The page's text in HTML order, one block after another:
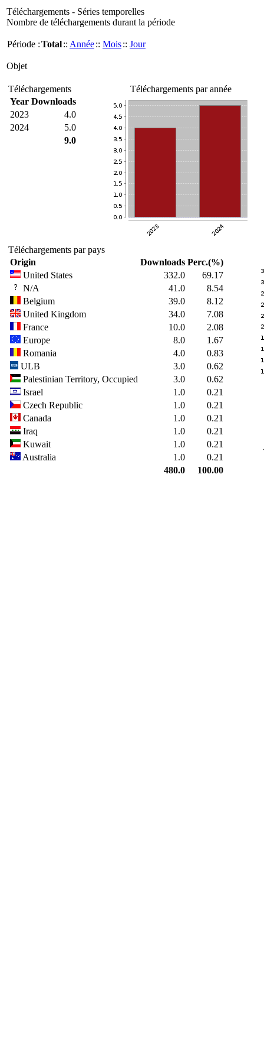
Téléchargements - Séries temporelles
Nombre de téléchargements durant la période
Période :Total:: Année:: Mois:: Jour
Objet
Téléchargements
Year Downloads
2023
4.0
2024
5.0
9.0
Téléchargements par année
Téléchargements par pays
Origin
Downloads Perc.(%)
United States
332.0
69.17
N/A
41.0
8.54
Belgium
39.0
8.12
United Kingdom
34.0
7.08
France
10.0
2.08
Europe
8.0
1.67
Romania
4.0
0.83
ULB
3.0
0.62
Palestinian Territory, Occupied
3.0
0.62
Israel
1.0
0.21
Czech Republic
1.0
0.21
Canada
1.0
0.21
Iraq
1.0
0.21
Kuwait
1.0
0.21
Australia
1.0
0.21
480.0
100.00